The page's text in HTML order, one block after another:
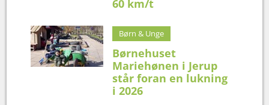
60 km/t
Børn & Unge
Børnehuset
Mariehønen i Jerup
står foran en lukning
i 2026